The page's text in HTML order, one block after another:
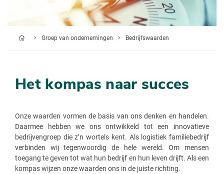
Groep van ondernemingen Bedrijfswaarden
Het kompas naar succes
Onze waarden vormen de basis van ons denken en handelen.
Daarmee hebben we ons ontwikkeld tot een innovatieve
bedrijvengroep die z’n wortels kent. Als logistiek familiebedrijf
verbinden wij tegenwoordig de hele wereld. Om mensen
toegang te geven tot wat hun bedrijf en hun leven drijft. Als een
kompas wijzen onze waarden ons in de juiste richting.